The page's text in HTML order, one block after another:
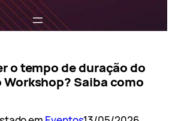
o tempo de duração do
Saiba como